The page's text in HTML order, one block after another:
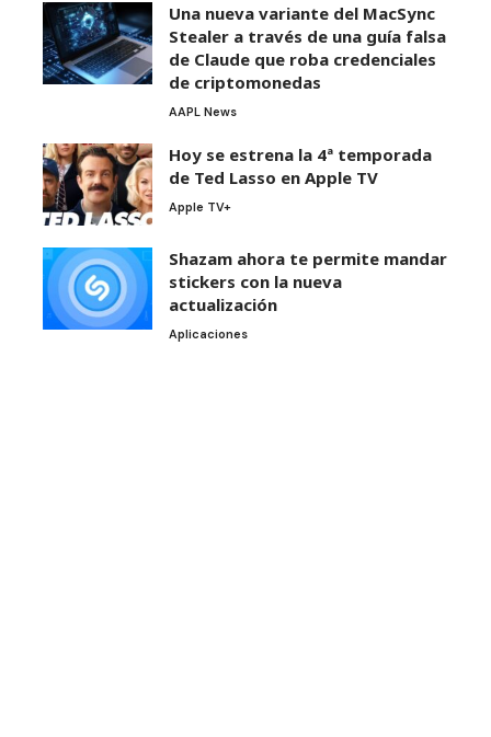
Una nueva variante del MacSync
Stealer a través de una guía falsa
de Claude que roba credenciales
de criptomonedas
AAPL News
Hoy se estrena la 4ª temporada
de Ted Lasso en Apple TV
Apple TV+
Shazam ahora te permite mandar
stickers con la nueva
actualización
Aplicaciones